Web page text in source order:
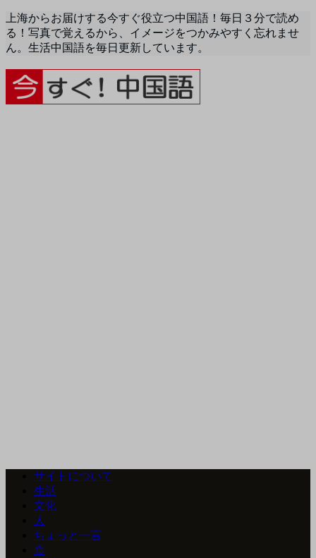
上海からお届けする今すぐ役立つ中国語！毎日３分で読め
る！写真で覚えるから、イメージをつかみやすく忘れませ
ん。生活中国語を毎日更新しています。
サイトについて
生活
文化
人
ちょっと一言
食